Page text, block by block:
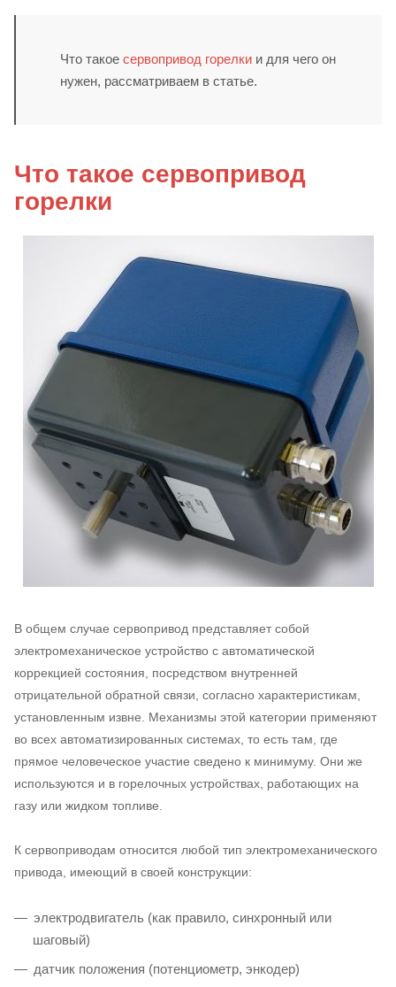
Что такое сервопривод горелки и для чего он
нужен, рассматриваем в статье.
Что такое сервопривод
горелки
В общем случае сервопривод представляет собой
электромеханическое устройство с автоматической
коррекцией состояния, посредством внутренней
отрицательной обратной связи, согласно характеристикам,
установленным извне. Механизмы этой категории применяют
во всех автоматизированных системах, то есть там, где
прямое человеческое участие сведено к минимуму. Они же
используются и в горелочных устройствах, работающих на
газу или жидком топливе.
К сервоприводам относится любой тип электромеханического
привода, имеющий в своей конструкции:
электродвигатель (как правило, синхронный или
шаговый)
датчик положения (потенциометр, энкодер)